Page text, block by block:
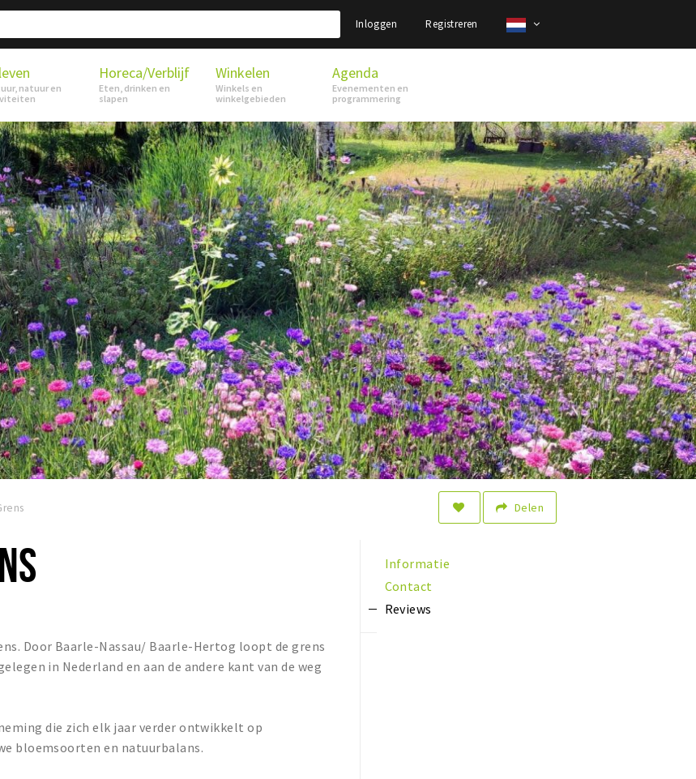
Inloggen Registreren
natuur en
Horeca/Verblijf
Eten, drinken en
slapen
Winkelen
Winkels en
winkelgebieden
Agenda
Evenementen en
programmering
Delen
Door Baarle-Nassau/ Baarle-Hertog loopt de grens
in Nederland en aan de andere kant van de weg
die zich elk jaar verder ontwikkelt op
bloemsoorten en natuurbalans.
Informatie
Contact
Reviews